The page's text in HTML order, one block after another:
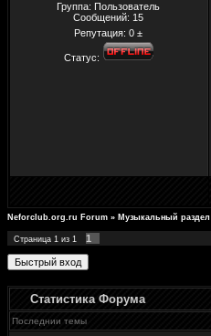
Группа: Пользователь
Сообщений: 15
Репутация:0 ±
Статус:
Neforclub.org.ru Forum » Музыкальный раздел
Страница 1 из 1 1
Статистика Форума
Последнии темы